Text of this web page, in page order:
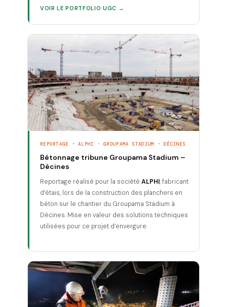
VOIR LE PORTFOLIO UGC →
REPORTAGE · ALPHI · GROUPAMA STADIUM · DÉCINES
Bétonnage tribune Groupama Stadium –
Décines
Reportage réalisé pour la société ALPHI, fabricant
d’étais, lors de la construction des planchers en
béton sur le chantier du Groupama Stadium à
Décines. Mise en valeur des solutions techniques
utilisées pour ce projet d’envergure.